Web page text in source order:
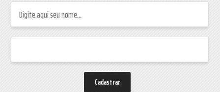
Cadastrar